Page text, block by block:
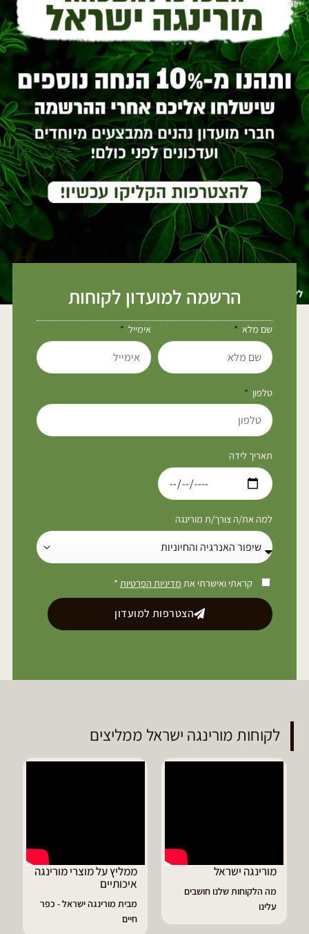
הרשמה למועדון לקוחות
שם מלא אימייל
טלפון
תאריך לידה
למה את/ה צורך/ת מורינגה
קראתי ואישרתי את מדיניות הפרטיות*
הצטרפות למועדון
לקוחות מורינגה ישראל ממליצים
ממליץ על מוצרי מורינגה
מבית מורינגה ישראל - כפר
דיוויד ממליץ על טבליות
מורינגה
הפסקתי לסבול מהתקפי
גאוט ודלקות